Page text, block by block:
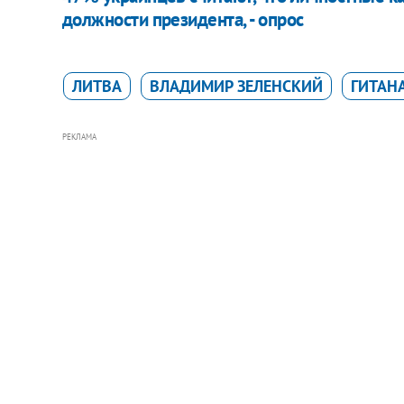
должности президента, - опрос
ЛИТВА ВЛАДИМИР ЗЕЛЕНСКИЙ
РЕКЛАМА